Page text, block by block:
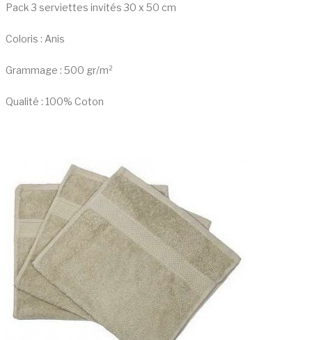
Pack 3 serviettes invités 30 x 50 cm
Coloris : Anis
Grammage : 500 gr/m²
Qualité : 100% Coton